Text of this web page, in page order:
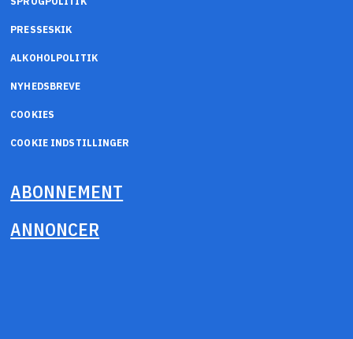
PRESSESKIK
ALKOHOLPOLITIK
NYHEDSBREVE
COOKIES
COOKIE INDSTILLINGER
ABONNEMENT
ANNONCER